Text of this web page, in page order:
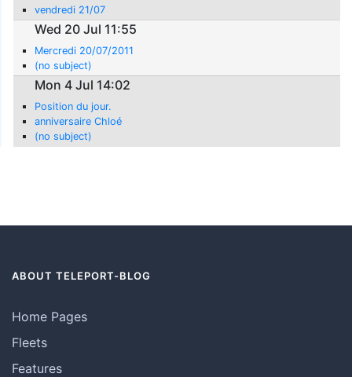
vendredi 21/07
Wed 20 Jul 11:55
Mercredi 20/07/2011
(no subject)
Mon 4 Jul 14:02
Position du jour.
anniversaire Chloé
(no subject)
ABOUT TELEPORT-BLOG
Home Pages
Fleets
Features